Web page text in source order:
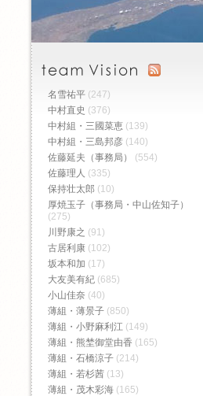
名雪祐平 (247)
中村直史 (376)
中村組・三國菜恵 (139)
中村組・三島邦彦 (140)
佐藤延夫（事務局）
(554)
佐藤理人 (335)
保持壮太郎 (10)
厚焼玉子（事務局・中山佐知子）
(275)
川野康之 (91)
古居利康 (102)
坂本和加 (17)
大友美有紀 (685)
小山佳奈 (40)
薄組・薄景子 (850)
薄組・小野麻利江 (149)
薄組・熊埜御堂由香 (165)
薄組・石橋涼子 (214)
薄組・若杉茜 (13)
薄組・茂木彩海 (165)